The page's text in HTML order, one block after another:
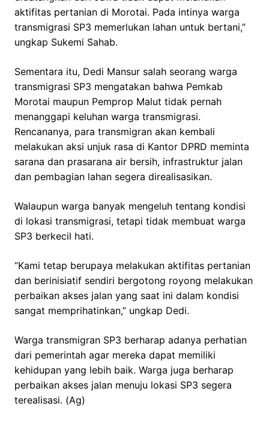
aktifitas pertanian di Morotai. Pada intinya warga
transmigrasi SP3 memerlukan lahan untuk bertani,”
ungkap Sukemi Sahab.
Sementara itu, Dedi Mansur salah seorang warga
transmigrasi SP3 mengatakan bahwa Pemkab
Morotai maupun Pemprop Malut tidak pernah
menanggapi keluhan warga transmigrasi.
Rencananya, para transmigran akan kembali
melakukan aksi unjuk rasa di Kantor DPRD meminta
sarana dan prasarana air bersih, infrastruktur jalan
dan pembagian lahan segera direalisasikan.
Walaupun warga banyak mengeluh tentang kondisi
di lokasi transmigrasi, tetapi tidak membuat warga
SP3 berkecil hati.
“Kami tetap berupaya melakukan aktifitas pertanian
dan berinisiatif sendiri bergotong royong melakukan
perbaikan akses jalan yang saat ini dalam kondisi
sangat memprihatinkan,” ungkap Dedi.
Warga transmigran SP3 berharap adanya perhatian
dari pemerintah agar mereka dapat memiliki
kehidupan yang lebih baik. Warga juga berharap
perbaikan akses jalan menuju lokasi SP3 segera
terealisasi. (Ag)